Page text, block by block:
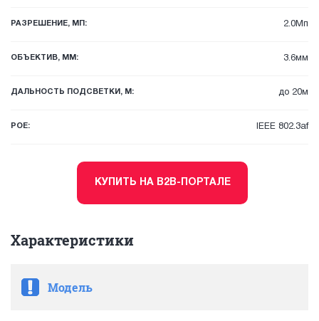
РАЗРЕШЕНИЕ, МП: 2.0Мп
ОБЪЕКТИВ, ММ: 3.6мм
ДАЛЬНОСТЬ ПОДСВЕТКИ, М: до 20м
POE: IEEE 802.3af
КУПИТЬ НА B2B-ПОРТАЛЕ
Характеристики
Модель